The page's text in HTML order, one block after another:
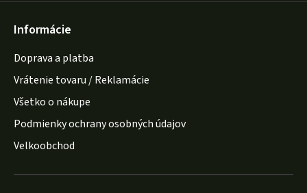
Informácie
Doprava a platba
Vrátenie tovaru / Reklamácie
Všetko o nákupe
Podmienky ochrany osobných údajov
Velkoobchod